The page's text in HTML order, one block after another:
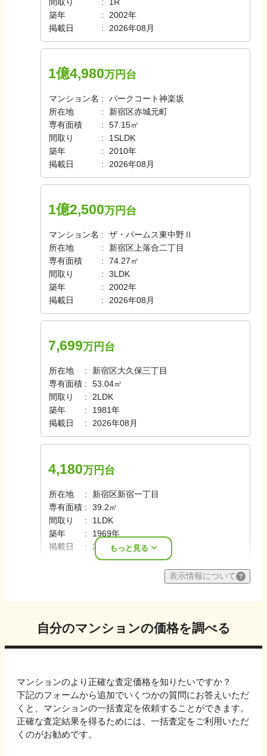
間取り
1R
築年
2002年
掲載日
2026年08月
1億4,980万円台
マンション名
パークコート神楽坂
所在地
新宿区赤城元町
専有面積
57.15㎡
間取り
1SLDK
築年
2010年
掲載日
2026年08月
1億2,500万円台
マンション名
ザ・パームス東中野Ⅱ
所在地
新宿区上落合二丁目
専有面積
74.27㎡
間取り
3LDK
築年
2002年
掲載日
2026年08月
7,699万円台
所在地
新宿区大久保三丁目
専有面積
53.04㎡
間取り
2LDK
築年
1981年
掲載日
2026年08月
4,180万円台
所在地
新宿区新宿一丁目
専有面積
39.2㎡
間取り
1LDK
築年
1969年
掲載日
2026年08月
もっと見る
表示情報について
自分のマンションの価格を調べる
マンションのより正確な査定価格を知りたいですか？
下記のフォームから追加でいくつかの質問にお答えいただ
くと、マンションの一括査定を依頼することができます。
正確な査定結果を得るためには、一括査定をご利用いただ
くのがお勧めです。